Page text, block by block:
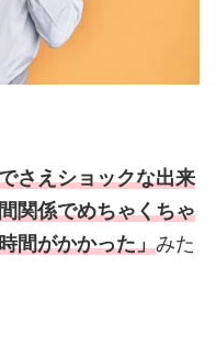
さえショックな出来
関係でめちゃくちゃ
間がかかった」みた